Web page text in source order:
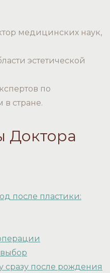
медицинских наук,
эстетической
по
стране.
Доктора
после пластики:
сразу после рождения